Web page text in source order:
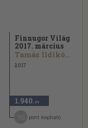
Finnugor Világ
2017. március
Tamás Ildikó...
2017
1.940 ,-Ft
pont kapható